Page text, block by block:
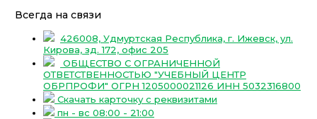
Всегда на связи
426008, Удмуртская Республика, г. Ижевск, ул.
Кирова, зд. 172, офис 205
ОБЩЕСТВО С ОГРАНИЧЕННОЙ
ОТВЕТСТВЕННОСТЬЮ "УЧЕБНЫЙ ЦЕНТР
ОБРПРОФИ" ОГРН 1205000021126 ИНН 5032316800
Скачать карточку с реквизитами
пн - вс 08:00 - 21:00